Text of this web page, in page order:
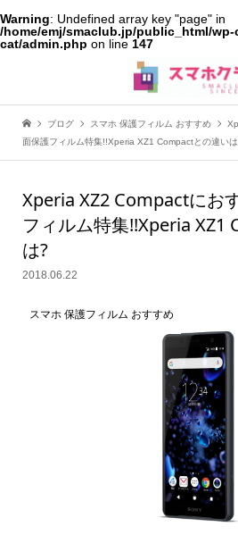
Warning: Undefined array key "page" in
/home/emj/smaclub.jp/public_html/
cat/admin.php on line 147
ブログ スマホ 保護フィルム おすすめ
面保護フィルム特集!!Xperia XZ1 Compactとの違い
Xperia XZ2 Compactにお
フィルム特集!!Xperia XZ1
は?
2018.06.22
スマホ 保護フィルム おすすめ